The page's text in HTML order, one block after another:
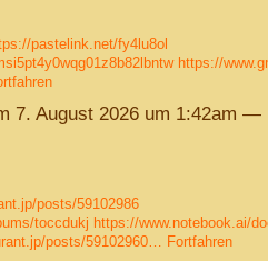
pastelink.net/fy4lu8ol
https://
7. August 2026 um 1:42am —
posts/59102986
toccdukj https://www.notebook.ai/
posts/59102960… Fortfahren